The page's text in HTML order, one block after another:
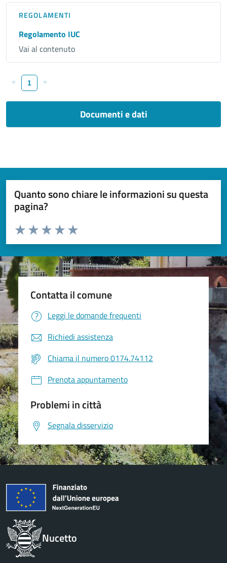
REGOLAMENTI
Regolamento IUC
Vai al contenuto
« 1 »
Documenti e dati
Quanto sono chiare le informazioni su questa
pagina?
Valuta da 1 a 5 stelle la pagina
Valuta 5 stelle su 5
Valuta 4 stelle su 5
Valuta 3 stelle su 5
Valuta 2 stelle su 5
Valuta 1 stelle su 5
Contatta il comune
Leggi le domande frequenti
Richiedi assistenza
Chiama il numero 0174.74112
Prenota appuntamento
Problemi in città
Segnala disservizio
Nucetto